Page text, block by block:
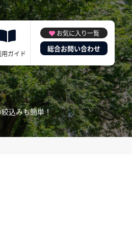
用ガイド
お気に入り一覧
総合お問い合わせ
込みも簡単！